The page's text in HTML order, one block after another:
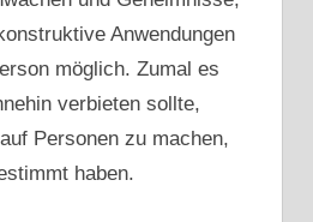
Anwendungen
möglich. Zumal es
verbieten sollte,
Personen zu machen,
haben.